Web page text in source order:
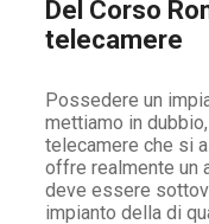
Del Corso
telecamere
Possedere un
mettiamo in
telecamere che si
offre realmente un
deve essere
impianto della di